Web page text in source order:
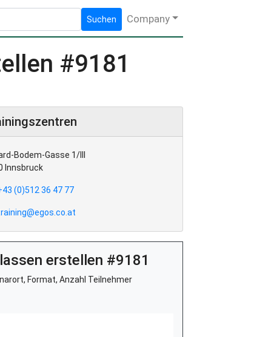
Suchen Company
#9181
Bodem-Gasse 1/III
Innsbruck
(0)512 36 47 77
erstellen #9181
Format, Anzahl Teilnehmer